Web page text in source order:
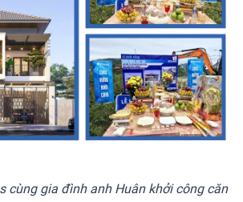
cùng gia đình anh Huân khởi công căn